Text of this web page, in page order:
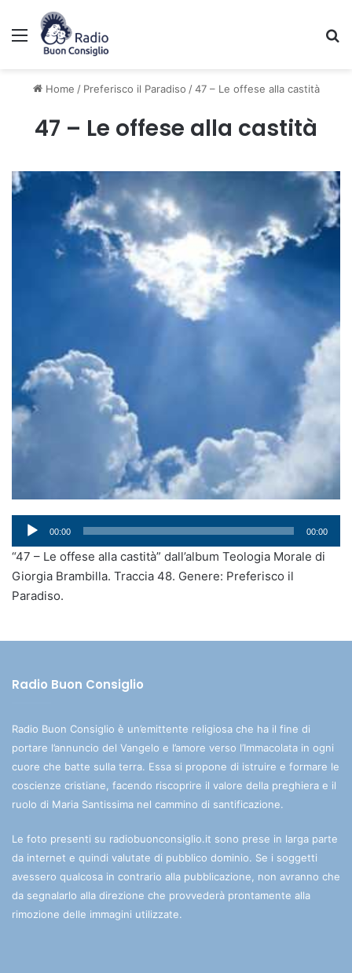
Menu
Home / Preferisco il Paradiso / 47 – Le offese alla castità
47 – Le offese alla castità
Audio
Player
00:00 00:00
“47 – Le offese alla castità” dall’album Teologia Morale di
Giorgia Brambilla. Traccia 48. Genere: Preferisco il
Paradiso.
Radio Buon Consiglio
Radio Buon Consiglio è un’emittente religiosa che ha il fine di
portare l’annuncio del Vangelo e l’amore verso l’Immacolata in ogni
cuore che batte sulla terra. Essa si propone di istruire e formare le
coscienze cristiane, facendo riscoprire il valore della preghiera e il
ruolo di Maria Santissima nel cammino di santificazione.
Le foto presenti su radiobuonconsiglio.it sono prese in larga parte
da internet e quindi valutate di pubblico dominio. Se i soggetti
avessero qualcosa in contrario alla pubblicazione, non avranno che
da segnalarlo alla direzione che provvederà prontamente alla
rimozione delle immagini utilizzate.